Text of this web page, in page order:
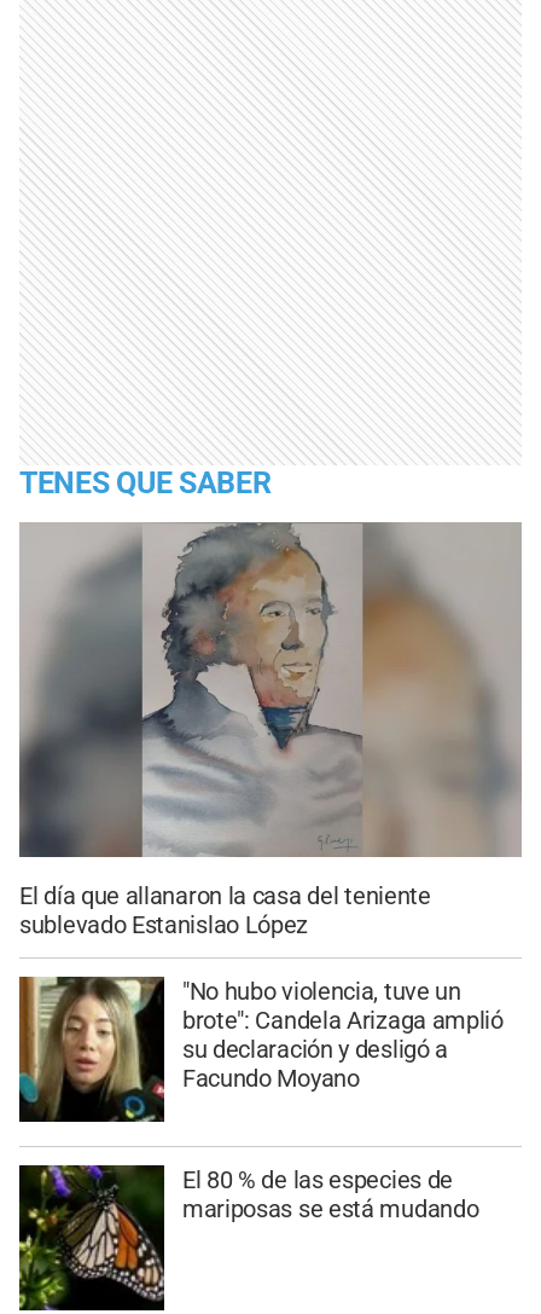
TENES QUE SABER
El día que allanaron la casa del teniente
sublevado Estanislao López
"No hubo violencia, tuve un
brote": Candela Arizaga amplió
su declaración y desligó a
Facundo Moyano
El 80 % de las especies de
mariposas se está mudando